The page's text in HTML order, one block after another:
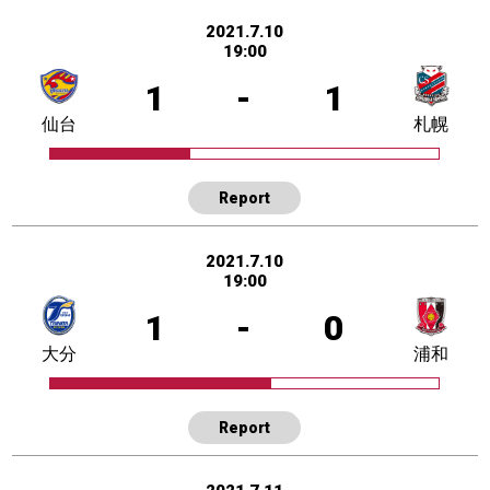
2021.7.10
19:00
1 - 1
仙台 札幌
Report
2021.7.10
19:00
1 - 0
大分 浦和
Report